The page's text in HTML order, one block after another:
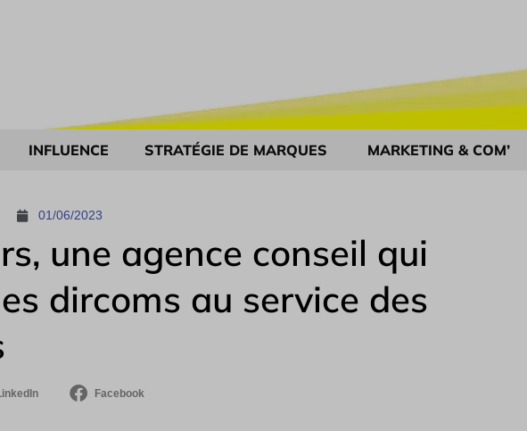
INFLUENCE STRATÉGIE DE MARQUES MARKETING & COM’
01/06/2023
une agence conseil qui
dircoms au service des
Facebook